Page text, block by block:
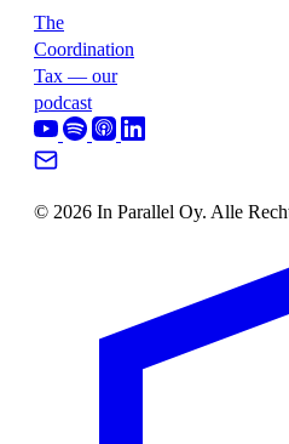
The
Coordination
Tax — our
podcast
© 2026 In Parallel Oy. Alle